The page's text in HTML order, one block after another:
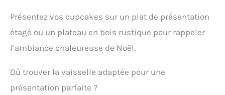
un anniversaire et Pâques.
Vous obtiendrez un kit
complet de cuisson de
gâteaux pour cuire
professionnel
accessoires. Compact et
pratique pour un usage
quotidien : Léger, doté d'un
câble de 1 mètre et d'un
est facile à ranger et
Présentez vos cupcakes sur un plat de présentation
étagé ou un plateau en bois rustique pour rappeler
l’ambiance chaleureuse de Noël.
Où trouver la vaisselle adaptée pour une
présentation parfaite ?